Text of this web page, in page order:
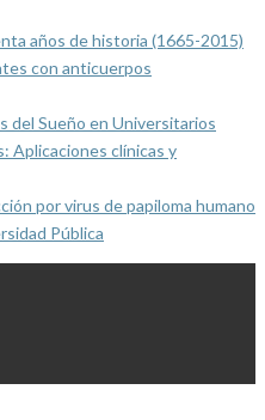
años de historia (1665-2015)
con anticuerpos
del Sueño en Universitarios
Aplicaciones clínicas y
por virus de papiloma humano
Pública